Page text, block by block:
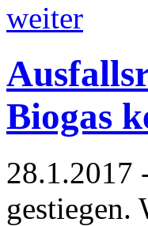
weiter
Biogas
28.1.2017
gestiegen.